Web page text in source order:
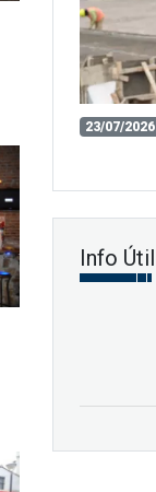
23/07/2026
Info Útil